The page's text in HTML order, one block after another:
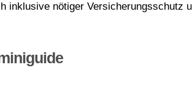
inklusive nötiger Versicherungsschutz